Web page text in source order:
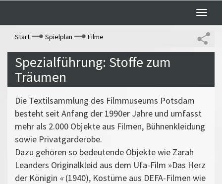
Toggle
Start
Spielplan Filme
Spezialführung: Stoffe zum
Träumen
Die Textilsammlung des Filmmuseums Potsdam
besteht seit Anfang der 1990er Jahre und umfasst
mehr als 2.000 Objekte aus Filmen, Bühnenkleidung
sowie Privatgarderobe.
Dazu gehören so bedeutende Objekte wie Zarah
Leanders Originalkleid aus dem Ufa-Film »Das Herz
der Königin «(1940), Kostüme aus DEFA-Filmen wie